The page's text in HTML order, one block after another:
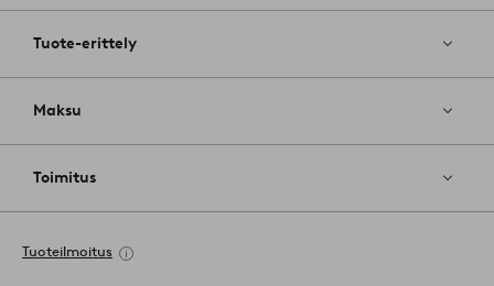
Tuote-erittely
Maksu
Toimitus
Tuoteilmoitus